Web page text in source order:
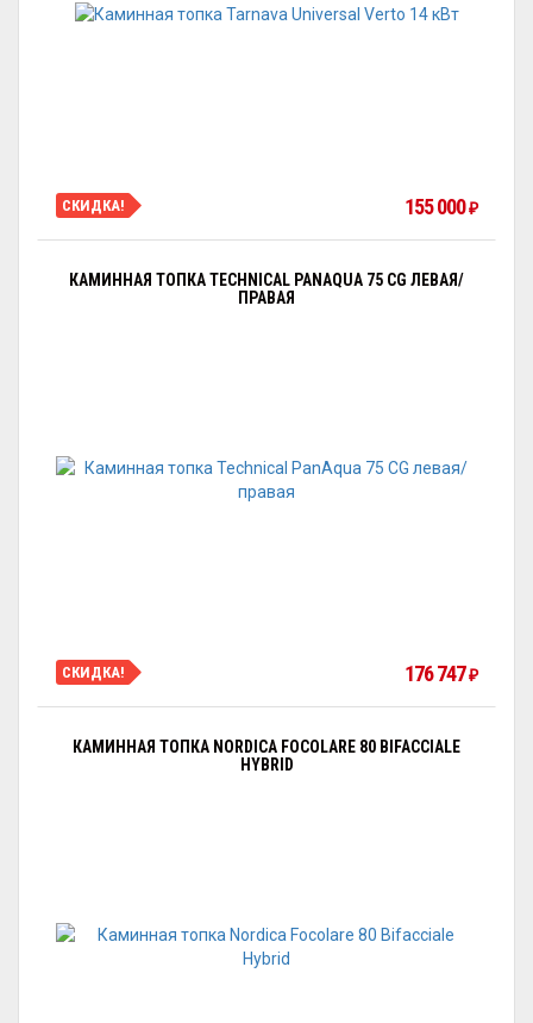
СКИДКА! 155 000₽
КАМИННАЯ ТОПКА TECHNICAL PANAQUA 75 CG ЛЕВАЯ/
ПРАВАЯ
СКИДКА! 176 747₽
КАМИННАЯ ТОПКА NORDICA FOCOLARE 80 BIFACCIALE
HYBRID